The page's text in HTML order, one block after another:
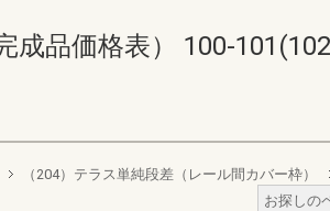
成品価格表） 100-
（204）テラス単純段差（レール間カバー枠）
お探しの